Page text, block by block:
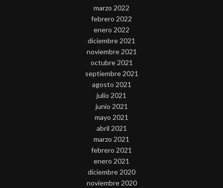
marzo 2022
febrero 2022
enero 2022
diciembre 2021
noviembre 2021
octubre 2021
septiembre 2021
agosto 2021
julio 2021
junio 2021
mayo 2021
abril 2021
marzo 2021
febrero 2021
enero 2021
diciembre 2020
noviembre 2020